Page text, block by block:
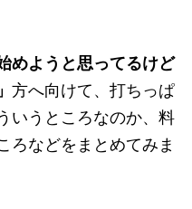
めようと思ってるけど
方へ向けて、打ちっぱ
いうところなのか、料
ろなどをまとめてみま